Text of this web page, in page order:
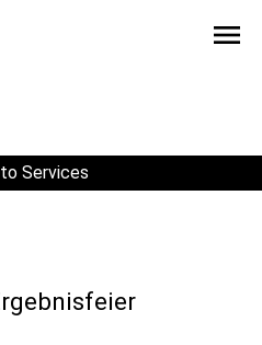
menu
Services